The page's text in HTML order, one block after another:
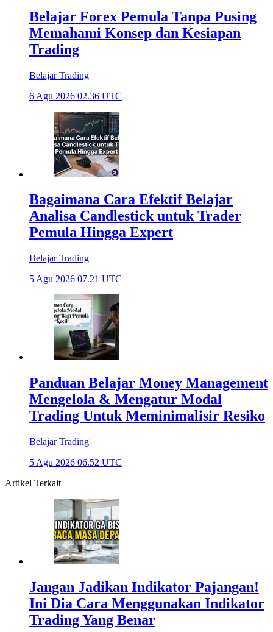
Belajar Forex Pemula Tanpa Pusing
Memahami Konsep dan Kesiapan
Trading
Belajar Trading
6 Agu 2026 02.36 UTC
Bagaimana Cara Efektif Belajar
Analisa Candlestick untuk Trader
Pemula Hingga Expert
Belajar Trading
5 Agu 2026 07.21 UTC
Panduan Belajar Money Management
Mengelola & Mengatur Modal
Trading Untuk Meminimalisir Resiko
Belajar Trading
5 Agu 2026 06.52 UTC
Artikel Terkait
Jangan Jadikan Indikator Pajangan!
Ini Dia Cara Menggunakan Indikator
Trading Yang Benar